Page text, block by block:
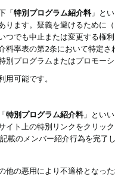
「特別プログラム紹介料」と
ります。疑義を避けるために
つでも中止または変更する権
料率表の第2条において特定
別プログラムまたはプロモー
可能です。
特別プログラム紹介料」とい
イト上の特別リンクをクリッ
記載のメンバー紹介行為を完了
他の悪用により不適格となっ